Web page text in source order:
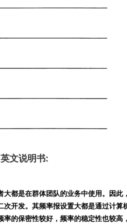
文说明书:
大都是在群体团队的业务中使用。因
次开发。其频率报设置大都是通过计
的保密性较好，频率的稳定性也较高